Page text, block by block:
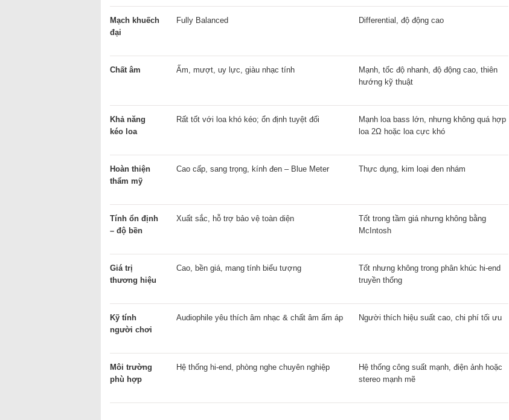
Mạch khuếch
đại
Fully Balanced Differential, độ động cao
Chất âm Ấm, mượt, uy lực, giàu nhạc tính
Mạnh, tốc độ nhanh, độ động cao, thiên
hướng kỹ thuật
Khả năng
kéo loa
Rất tốt với loa khó kéo; ổn định tuyệt đối
Mạnh loa bass lớn, nhưng không quá hợp
loa 2Ω hoặc loa cực khó
Hoàn thiện
thẩm mỹ
Cao cấp, sang trọng, kính đen – Blue Meter Thực dụng, kim loại đen nhám
Tính ổn định
– độ bền
Xuất sắc, hỗ trợ bảo vệ toàn diện
Tốt trong tầm giá nhưng không bằng
McIntosh
Giá trị
thương hiệu
Cao, bền giá, mang tính biểu tượng
Tốt nhưng không trong phân khúc hi-end
truyền thống
Kỹ tính
người chơi
Audiophile yêu thích âm nhạc & chất âm ấm áp Người thích hiệu suất cao, chi phí tối ưu
Môi trường
phù hợp
Hệ thống hi-end, phòng nghe chuyên nghiệp
Hệ thống công suất mạnh, điện ảnh hoặc
stereo mạnh mẽ